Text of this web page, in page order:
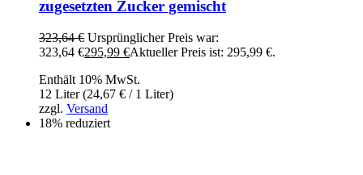
zugesetzten Zucker gemischt
323,64€ Ursprünglicher Preis war:
323,64 €295,99 €Aktueller Preis ist: 295,99 €.
Enthält 10% MwSt.
12 Liter (24,67 € / 1 Liter)
zzgl. Versand
18% reduziert